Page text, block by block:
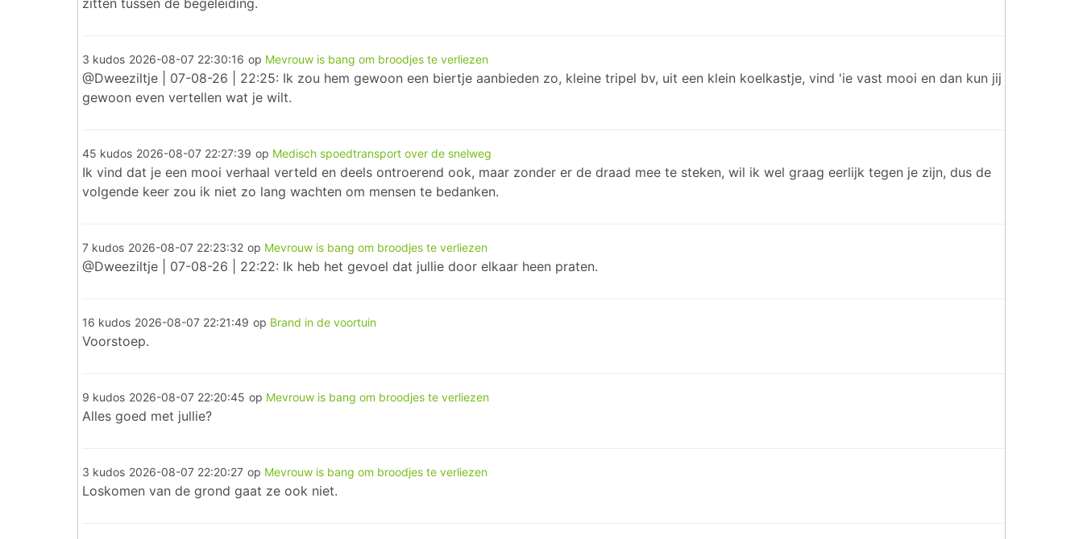
zitten tussen de begeleiding.
3 kudos 2026-08-07 22:30:16 op Mevrouw is bang om broodjes te verliezen
@Dweeziltje | 07-08-26 | 22:25: Ik zou hem gewoon een biertje aanbieden zo, kleine tripel bv, uit een klein koelkastje, vind 'ie vast mooi en dan kun jij
gewoon even vertellen wat je wilt.
45 kudos 2026-08-07 22:27:39 op Medisch spoedtransport over de snelweg
Ik vind dat je een mooi verhaal verteld en deels ontroerend ook, maar zonder er de draad mee te steken, wil ik wel graag eerlijk tegen je zijn, dus de
volgende keer zou ik niet zo lang wachten om mensen te bedanken.
7 kudos 2026-08-07 22:23:32 op Mevrouw is bang om broodjes te verliezen
@Dweeziltje | 07-08-26 | 22:22: Ik heb het gevoel dat jullie door elkaar heen praten.
16 kudos 2026-08-07 22:21:49 op Brand in de voortuin
Voorstoep.
9 kudos 2026-08-07 22:20:45 op Mevrouw is bang om broodjes te verliezen
Alles goed met jullie?
3 kudos 2026-08-07 22:20:27 op Mevrouw is bang om broodjes te verliezen
Loskomen van de grond gaat ze ook niet.